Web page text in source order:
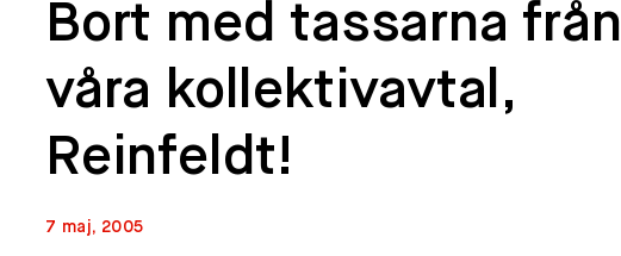
Bort med tassarna från
våra kollektivavtal,
Reinfeldt!
7 maj, 2005